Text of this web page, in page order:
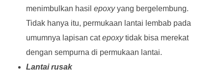
menimbulkan hasil epoxyyang bergelembung.
Tidak hanya itu, permukaan lantai lembab pada
umumnya lapisan catepoxytidak bisa merekat
dengan sempurna di permukaan lantai.
Lantai rusak